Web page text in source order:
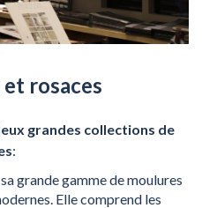
rosaces
grandes collections de
:
grande gamme de moulures
Elle comprend les